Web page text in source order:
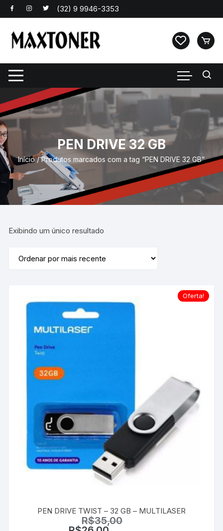
Pular
para
conteúdo
PEN DRIVE 32 GB
Início/ Produtos marcados com a tag “PEN DRIVE 32 GB”
Exibindo um único resultado
Oferta!
PEN DRIVE TWIST – 32 GB – MULTILASER
R$35,00